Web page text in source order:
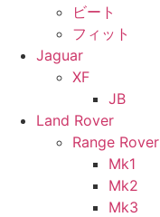
ビート
フィット
Jaguar
XF
JB
Land Rover
Range Rover
Mk1
Mk2
Mk3